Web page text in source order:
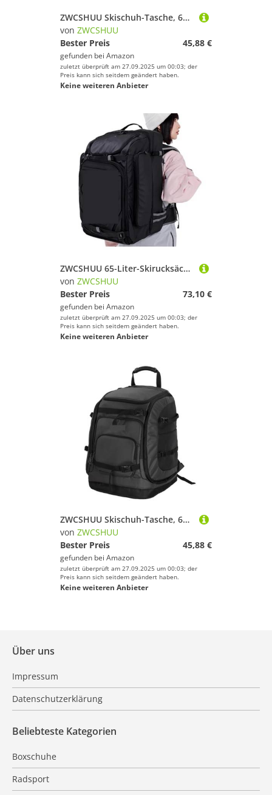
ZWCSHUU Skischuh-Tasche, 65 l, Skischuh-Reiserucksack for Skihelm, Schutzbrille, Handschuhe, Ski, Snowboard-Zubehör Skistiefel Rucksack(Orange)
von ZWCSHUU
Bester Preis
45,88 €
gefunden bei Amazon
zuletzt überprüft am 27.09.2025 um 00:03; der
Preis kann sich seitdem geändert haben.
Keine weiteren Anbieter
ZWCSHUU 65-Liter-Skirucksäcke-Tasche for Aufbewahren von Skischuhen, Helmen, for Aufhängen Skiern oder Snowboards, Nass- und Trockentrennung Skistiefel Rucksack(TPU Black)
von ZWCSHUU
Bester Preis
73,10 €
gefunden bei Amazon
zuletzt überprüft am 27.09.2025 um 00:03; der
Preis kann sich seitdem geändert haben.
Keine weiteren Anbieter
ZWCSHUU Skischuh-Tasche, 65 l, Skischuh-Reiserucksack for Skihelm, Schutzbrille, Handschuhe, Ski, Snowboard-Zubehör Skistiefel Rucksack(Black)
von ZWCSHUU
Bester Preis
45,88 €
gefunden bei Amazon
zuletzt überprüft am 27.09.2025 um 00:03; der
Preis kann sich seitdem geändert haben.
Keine weiteren Anbieter
Über uns
Impressum
Datenschutzerklärung
Beliebteste Kategorien
Boxschuhe
Radsport